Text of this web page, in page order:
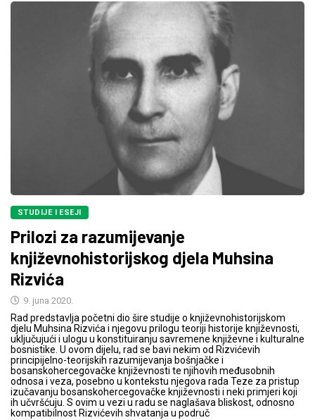
STUDIJE I ESEJI
Prilozi za razumijevanje
književnohistorijskog djela Muhsina
Rizvića
9. juna 2020.
Rad predstavlja početni dio šire studije o književnohistorijskom
djelu Muhsina Rizvića i njegovu prilogu teoriji historije književnosti,
uključujući i ulogu u konstituiranju savremene književne i kulturalne
bosnistike. U ovom dijelu, rad se bavi nekim od Rizvićevih
principijelno-teorijskih razumijevanja bošnjačke i
bosanskohercegovačke književnosti te njihovih međusobnih
odnosa i veza, posebno u kontekstu njegova rada Teze za pristup
izučavanju bosanskohercegovačke književnosti i neki primjeri koji
ih učvršćuju. S ovim u vezi u radu se naglašava bliskost, odnosno
kompatibilnost Rizvićevih shvatanja u područ